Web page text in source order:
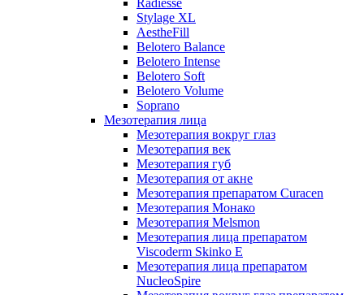
Radiesse
Stylage XL
AestheFill
Belotero Balance
Belotero Intense
Belotero Soft
Belotero Volume
Soprano
Мезотерапия лица
Мезотерапия вокруг глаз
Мезотерапия век
Мезотерапия губ
Мезотерапия от акне
Мезотерапия препаратом Curacen
Мезотерапия Монако
Мезотерапия Melsmon
Мезотерапия лица препаратом
Viscoderm Skinko E
Мезотерапия лица препаратом
NucleoSpire